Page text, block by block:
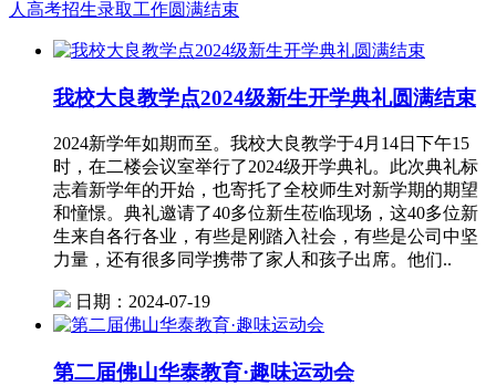
人高考招生录取工作圆满结束
我校大良教学点2024级新生开学典礼圆满结束
2024新学年如期而至。我校大良教学于4月14日下午15
时，在二楼会议室举行了2024级开学典礼。此次典礼标
志着新学年的开始，也寄托了全校师生对新学期的期望
和憧憬。典礼邀请了40多位新生莅临现场，这40多位新
生来自各行各业，有些是刚踏入社会，有些是公司中坚
力量，还有很多同学携带了家人和孩子出席。他们..
日期：2024-07-19
第二届佛山华泰教育·趣味运动会